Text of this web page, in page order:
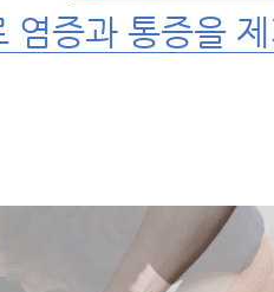
염증과 통증을